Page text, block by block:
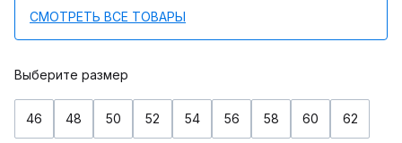
СМОТРЕТЬ ВСЕ ТОВАРЫ
Выберите размер
46 48 50 52 54 56 58 60 62